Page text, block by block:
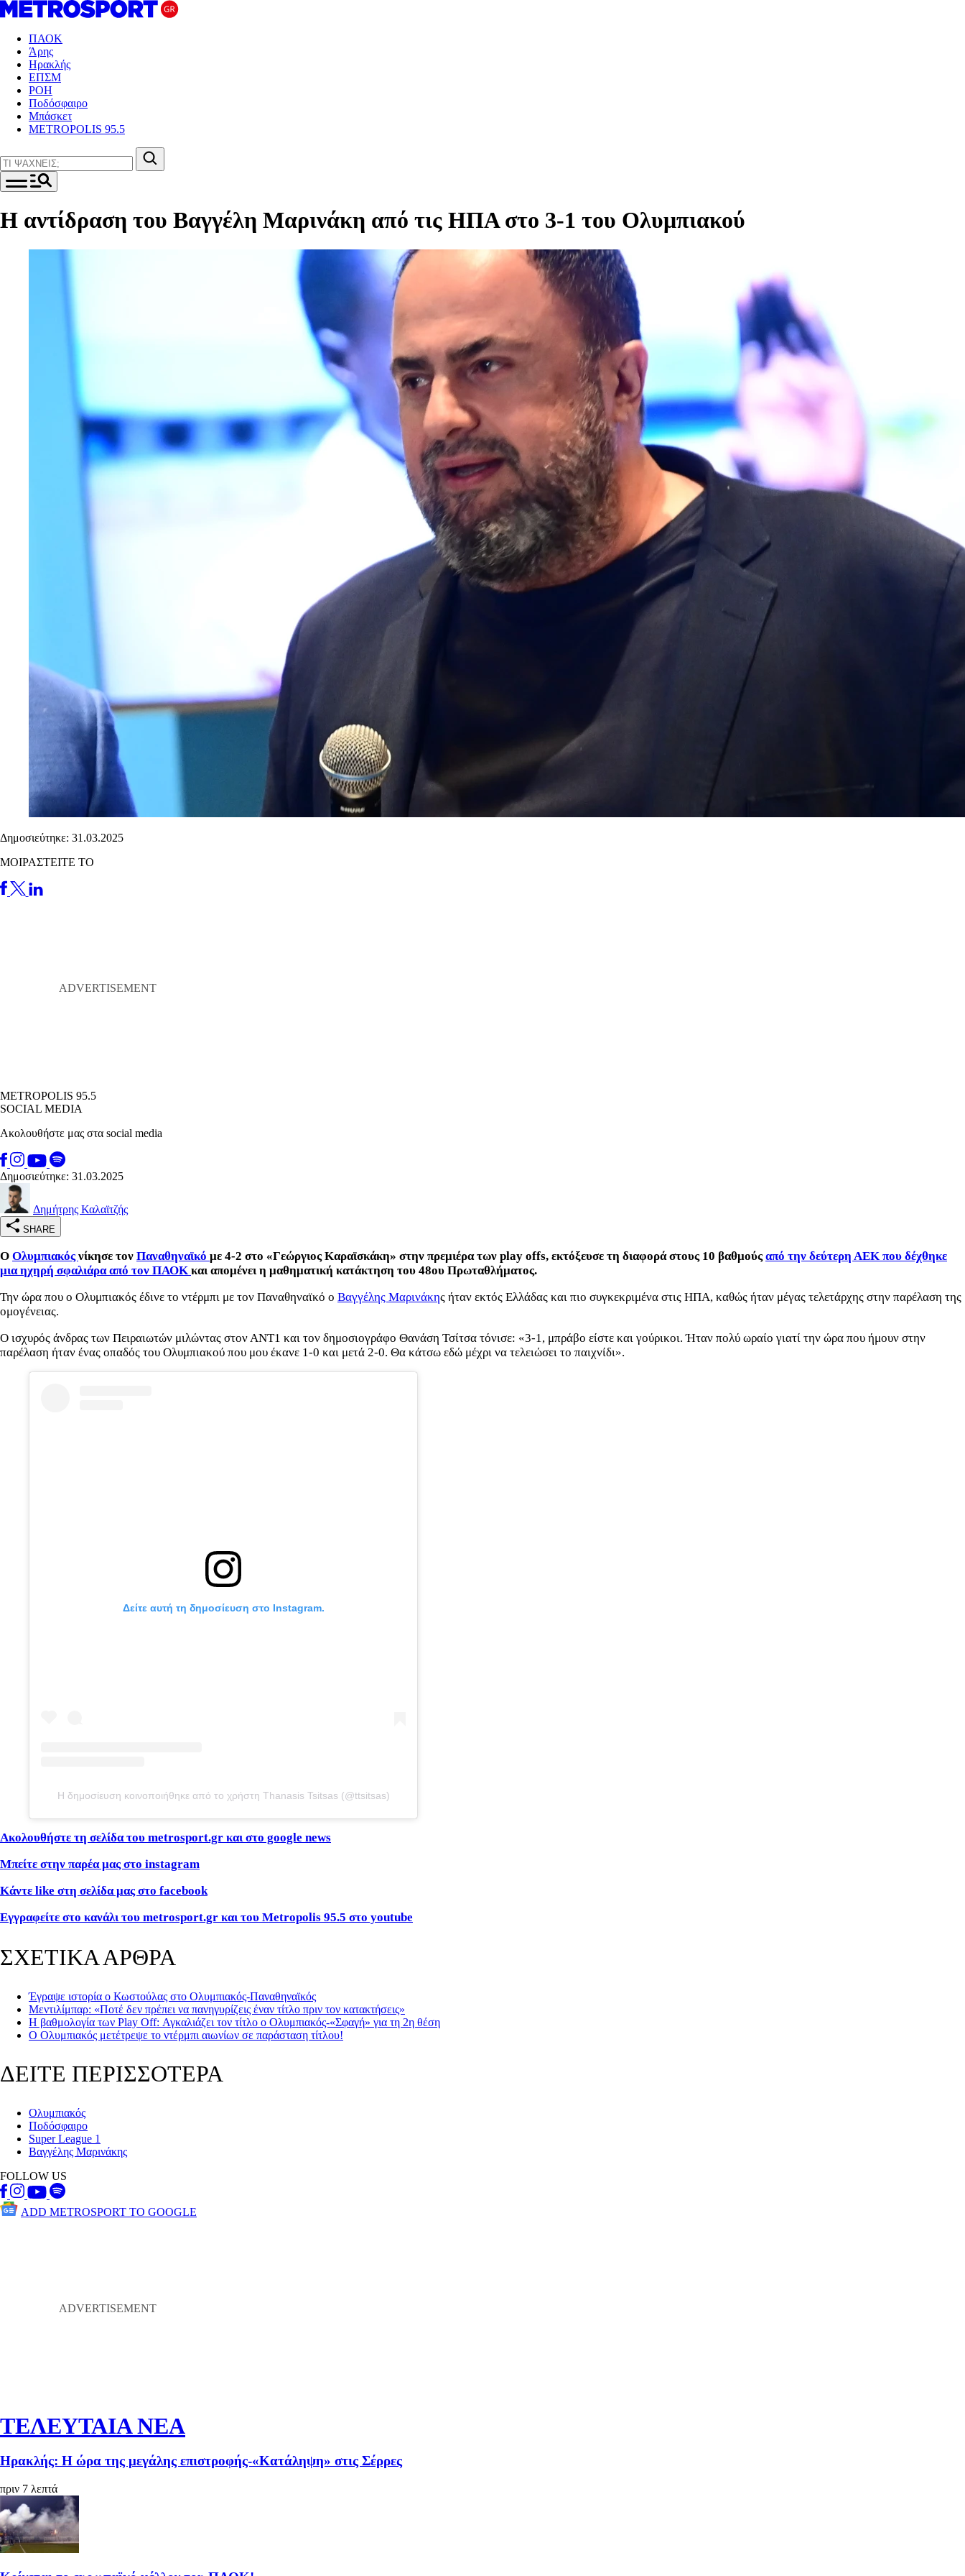
ΠΑΟΚ
Άρης
Ηρακλής
ΕΠΣΜ
ΡΟΗ
Ποδόσφαιρο
Μπάσκετ
METROPOLIS 95.5
Η αντίδραση του Βαγγέλη Μαρινάκη από τις ΗΠΑ στο 3-1 του Ολυμπιακού
Δημοσιεύτηκε: 31.03.2025
ΜΟΙΡΑΣΤΕΙΤΕ ΤΟ
METROPOLIS 95.5
SOCIAL MEDIA
Ακολουθήστε μας στα social media
Δημοσιεύτηκε: 31.03.2025
Δημήτρης Καλαϊτζής
SHARE
Ο Ολυμπιακόςνίκησε τον Παναθηναϊκό με 4-2 στο «Γεώργιος Καραϊσκάκη» στην πρεμιέρα των play offs, εκτόξευσε τη διαφορά στους 10 βαθμούςαπό την δεύτερη ΑΕΚ που δέχθηκε
μια ηχηρή σφαλιάρα από τον ΠΑΟΚ και απομένει η μαθηματική κατάκτηση του 48ου Πρωταθλήματος.
Την ώρα που ο Ολυμπιακός έδινε το ντέρμπι με τον Παναθηναϊκό ο Βαγγέλης Μαρινάκης ήταν εκτός Ελλάδας και πιο συγκεκριμένα στις ΗΠΑ, καθώς ήταν μέγας τελετάρχης στην παρέλαση της
ομογένειας.
Ο ισχυρός άνδρας των Πειραιωτών μιλώντας στον ΑΝΤ1 και τον δημοσιογράφο Θανάση Τσίτσα τόνισε: «3-1, μπράβο είστε και γούρικοι. Ήταν πολύ ωραίο γιατί την ώρα που ήμουν στην
παρέλαση ήταν ένας οπαδός του Ολυμπιακού που μου έκανε 1-0 και μετά 2-0. Θα κάτσω εδώ μέχρι να τελειώσει το παιχνίδι».
Δείτε αυτή τη δημοσίευση στο Instagram.
Η δημοσίευση κοινοποιήθηκε από το χρήστη Thanasis Tsitsas (@ttsitsas)
Ακολουθήστε τη σελίδα του metrosport.gr και στο google news
Μπείτε στην παρέα μας στο instagram
Κάντε like στη σελίδα μας στο facebook
Εγγραφείτε στο κανάλι του metrosport.gr και του Metropolis 95.5 στο youtube
ΣΧΕΤΙΚΑ ΑΡΘΡΑ
Έγραψε ιστορία ο Κωστούλας στο Ολυμπιακός-Παναθηναϊκός
Μεντιλίμπαρ: «Ποτέ δεν πρέπει να πανηγυρίζεις έναν τίτλο πριν τον κατακτήσεις»
Η βαθμολογία των Play Off: Αγκαλιάζει τον τίτλο ο Ολυμπιακός-«Σφαγή» για τη 2η θέση
Ο Ολυμπιακός μετέτρεψε το ντέρμπι αιωνίων σε παράσταση τίτλου!
ΔΕΙΤΕ ΠΕΡΙΣΣΟΤΕΡΑ
Ολυμπιακός
Ποδόσφαιρο
Super League 1
Βαγγέλης Μαρινάκης
FOLLOW US
ADD METROSPORT TO GOOGLE
ΤΕΛΕΥΤΑΙΑ ΝΕΑ
Ηρακλής: Η ώρα της μεγάλης επιστροφής-«Κατάληψη» στις Σέρρες
πριν 7 λεπτά